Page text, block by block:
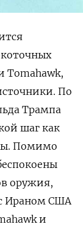
Tomahawk,
По
Трампа
шаг как
Помимо
оружия,
Ираном США
и